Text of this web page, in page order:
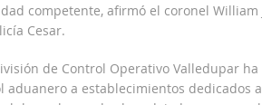
competente, afirmó el coronel William
Cesar.
de Control Operativo Valledupar ha
a establecimientos dedicados